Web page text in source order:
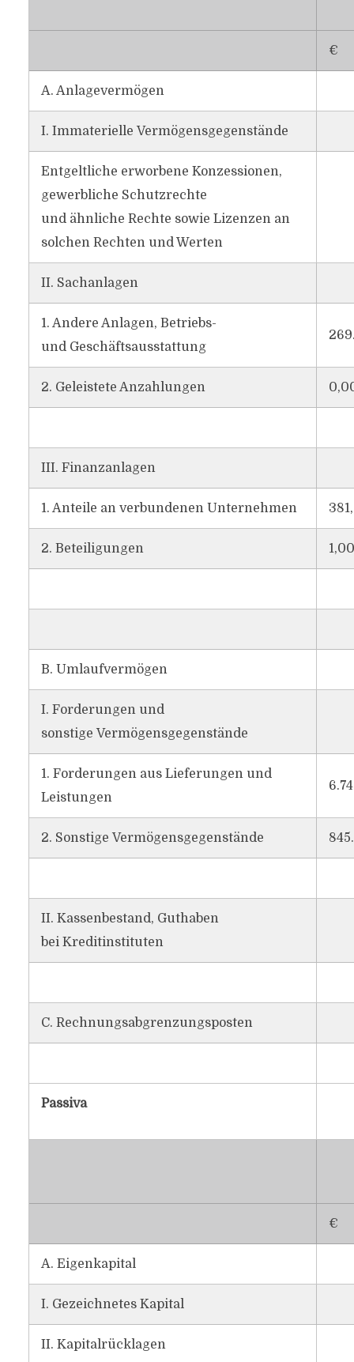
€
A. Anlagevermögen
I. Immaterielle Vermögensgegenstände
Entgeltliche erworbene Konzessionen,
gewerbliche Schutzrechte
und ähnliche Rechte sowie Lizenzen an
solchen Rechten und Werten
II. Sachanlagen
1. Andere Anlagen, Betriebs-
und Geschäftsausstattung
2. Geleistete Anzahlungen
III. Finanzanlagen
1. Anteile an verbundenen Unternehmen
2. Beteiligungen 1,00
B. Umlaufvermögen
I. Forderungen und
sonstige Vermögensgegenstände
1. Forderungen aus Lieferungen und
Leistungen
2. Sonstige Vermögensgegenstände
II. Kassenbestand, Guthaben
bei Kreditinstituten
C. Rechnungsabgrenzungsposten
Passiva
€
A. Eigenkapital
I. Gezeichnetes Kapital
II. Kapitalrücklagen